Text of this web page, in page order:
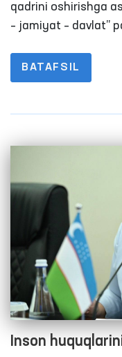
qadrini oshirishga
– jamiyat – davlat”
kimni muammosi
ta’minlanmoqda.
BATAFSIL
Inson